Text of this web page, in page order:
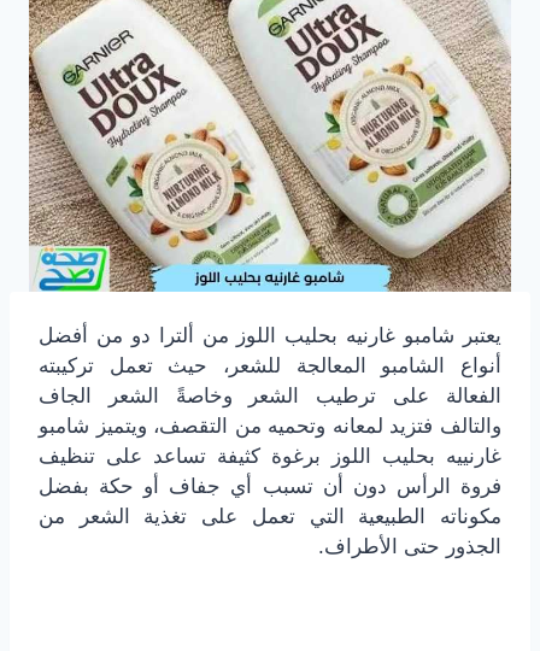
يعتبر شامبو غارنيه بحليب اللوز من ألترا دو من أفضل
أنواع الشامبو المعالجة للشعر، حيث تعمل تركيبته
الفعالة على ترطيب الشعر وخاصةً الشعر الجاف
والتالف فتزيد لمعانه وتحميه من التقصف، ويتميز شامبو
غارنييه بحليب اللوز برغوة كثيفة تساعد على تنظيف
فروة الرأس دون أن تسبب أي جفاف أو حكة بفضل
مكوناته الطبيعية التي تعمل على تغذية الشعر من
الجذور حتى الأطراف.